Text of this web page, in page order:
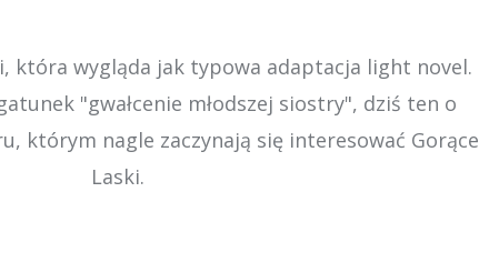
która wygląda jak typowa adaptacja light novel.
"gwałcenie młodszej siostry", dziś ten o
którym nagle zaczynają się interesować Gorące
Laski.